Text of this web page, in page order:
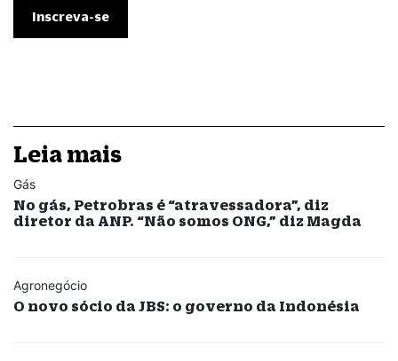
Leia mais
Gás
No gás, Petrobras é “atravessadora”, diz
diretor da ANP. “Não somos ONG,” diz Magda
Agronegócio
O novo sócio da JBS: o governo da Indonésia